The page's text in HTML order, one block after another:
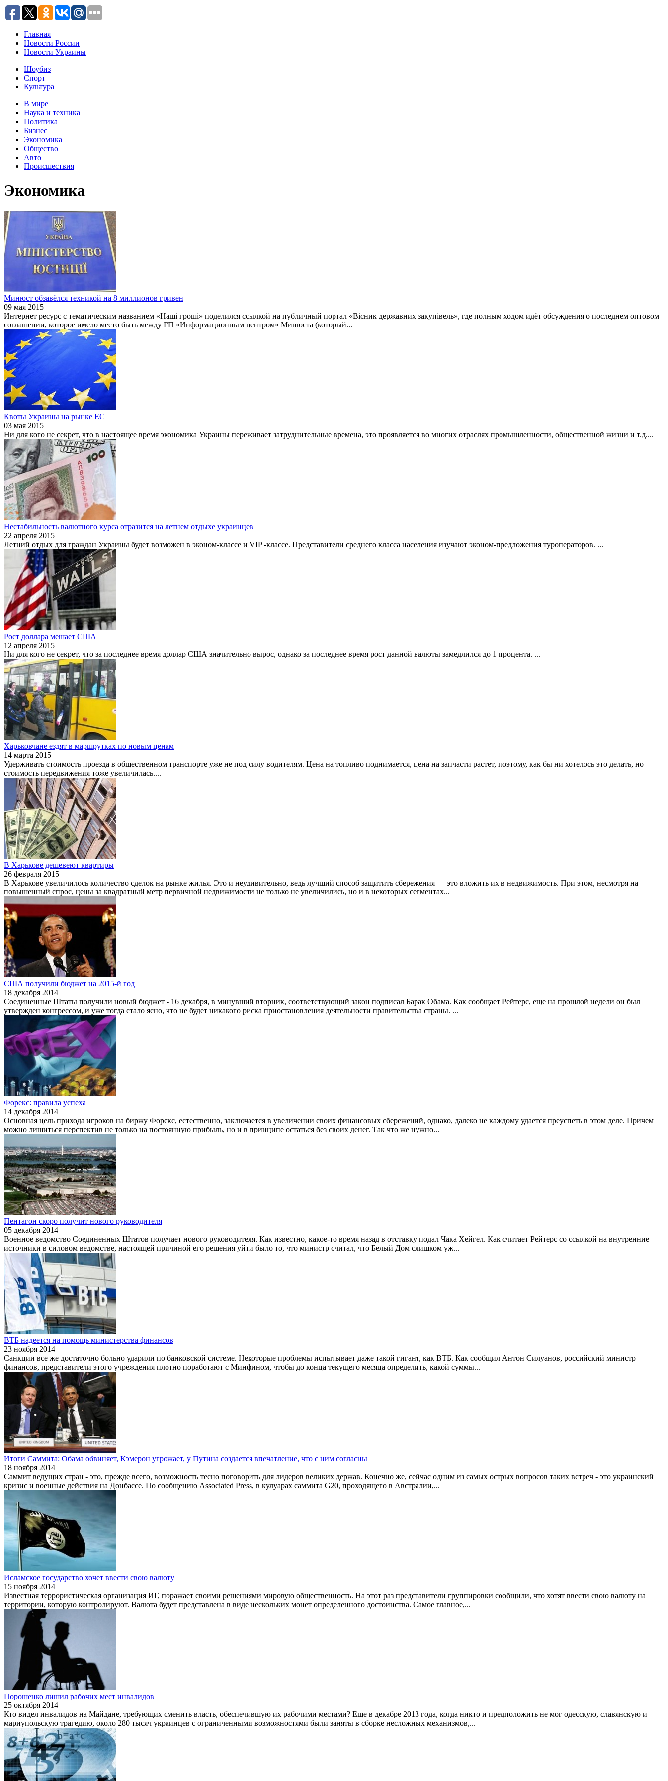
Главная
Новости России
Новости Украины
Шоубиз
Спорт
Культура
В мире
Наука и техника
Политика
Бизнес
Экономика
Общество
Авто
Происшествия
Экономика
Минюст обзавёлся техникой на 8 миллионов гривен
09 мая 2015
Интернет ресурс с тематическим названием «Наші гроші» поделился ссылкой на публичный портал «Вісник державних закупівель», где полным ходом идёт обсуждения о последнем оптовом
соглашении, которое имело место быть между ГП «Информационным центром» Минюста (который...
Квоты Украины на рынке ЕС
03 мая 2015
Ни для кого не секрет, что в настоящее время экономика Украины переживает затруднительные времена, это проявляется во многих отраслях промышленности, общественной жизни и т.д....
Нестабильность валютного курса отразится на летнем отдыхе украинцев
22 апреля 2015
Летний отдых для граждан Украины будет возможен в эконом-классе и VIP -классе. Представители среднего класса населения изучают эконом-предложения туроператоров. ...
Рост доллара мешает США
12 апреля 2015
Ни для кого не секрет, что за последнее время доллар США значительно вырос, однако за последнее время рост данной валюты замедлился до 1 процента. ...
Харьковчане ездят в маршрутках по новым ценам
14 марта 2015
Удерживать стоимость проезда в общественном транспорте уже не под силу водителям. Цена на топливо поднимается, цена на запчасти растет, поэтому, как бы ни хотелось это делать, но
стоимость передвижения тоже увеличилась....
В Харькове дешевеют квартиры
26 февраля 2015
В Харькове увеличилось количество сделок на рынке жилья. Это и неудивительно, ведь лучший способ защитить сбережения — это вложить их в недвижимость. При этом, несмотря на
повышенный спрос, цены за квадратный метр первичной недвижимости не только не увеличились, но и в некоторых сегментах...
США получили бюджет на 2015-й год
18 декабря 2014
Соединенные Штаты получили новый бюджет - 16 декабря, в минувший вторник, соответствующий закон подписал Барак Обама. Как сообщает Рейтерс, еще на прошлой недели он был
утвержден конгрессом, и уже тогда стало ясно, что не будет никакого риска приостановления деятельности правительства страны. ...
Форекс: правила успеха
14 декабря 2014
Основная цель прихода игроков на биржу Форекс, естественно, заключается в увеличении своих финансовых сбережений, однако, далеко не каждому удается преуспеть в этом деле. Причем
можно лишиться перспектив не только на постоянную прибыль, но и в принципе остаться без своих денег. Так что же нужно...
Пентагон скоро получит нового руководителя
05 декабря 2014
Военное ведомство Соединенных Штатов получает нового руководителя. Как известно, какое-то время назад в отставку подал Чака Хейгел. Как считает Рейтерс со ссылкой на внутренние
источники в силовом ведомстве, настоящей причиной его решения уйти было то, что министр считал, что Белый Дом слишком уж...
ВТБ надеется на помощь министерства финансов
23 ноября 2014
Санкции все же достаточно больно ударили по банковской системе. Некоторые проблемы испытывает даже такой гигант, как ВТБ. Как сообщил Антон Силуанов, российский министр
финансов, представители этого учреждения плотно поработают с Минфином, чтобы до конца текущего месяца определить, какой суммы...
Итоги Саммита: Обама обвиняет, Кэмерон угрожает, у Путина создается впечатление, что с ним согласны
18 ноября 2014
Саммит ведущих стран - это, прежде всего, возможность тесно поговорить для лидеров великих держав. Конечно же, сейчас одним из самых острых вопросов таких встреч - это украинский
кризис и военные действия на Донбассе. По сообщению Associated Press, в кулуарах саммита G20, проходящего в Австралии,...
Исламское государство хочет ввести свою валюту
15 ноября 2014
Известная террористическая организация ИГ, поражает своими решениями мировую общественность. На этот раз представители группировки сообщили, что хотят ввести свою валюту на
территории, которую контролируют. Валюта будет представлена в виде нескольких монет определенного достоинства. Самое главное,...
Порошенко лишил рабочих мест инвалидов
25 октября 2014
Кто видел инвалидов на Майдане, требующих сменить власть, обеспечившую их рабочими местами? Еще в декабре 2013 года, когда никто и предположить не мог одесскую, славянскую и
мариупольскую трагедию, около 280 тысяч украинцев с ограниченными возможностями были заняты в сборке несложных механизмов,...